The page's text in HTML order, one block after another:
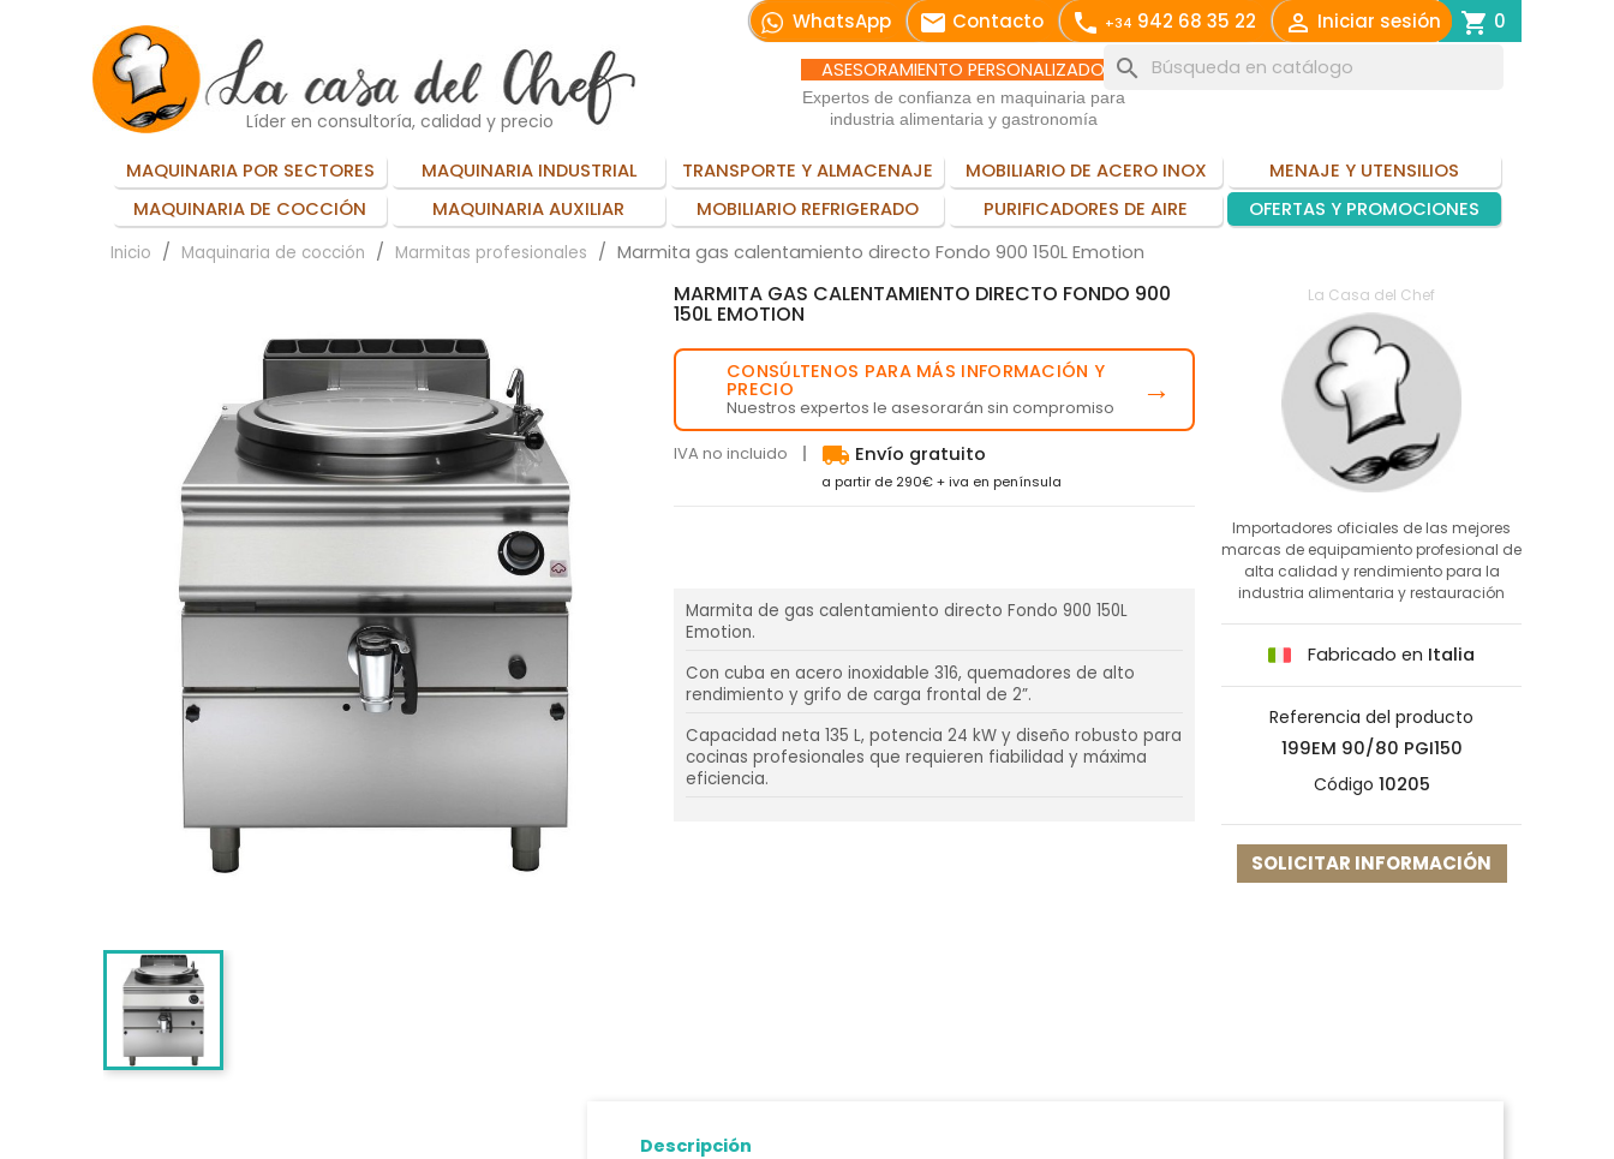
WhatsApp email Contacto call +34 942 68 35 22  Iniciar sesión shopping_cart 0
Líder en consultoría, calidad y precio
ASESORAMIENTO PERSONALIZADO
Expertos de confianza en maquinaria para
industria alimentaria y gastronomía
search
MAQUINARIA POR SECTORES MAQUINARIA INDUSTRIAL TRANSPORTE Y ALMACENAJE MOBILIARIO DE ACERO INOX
MENAJE Y UTENSILIOS
MAQUINARIA DE COCCIÓN
MAQUINARIA AUXILIAR MOBILIARIO REFRIGERADO PURIFICADORES DE AIRE OFERTAS Y PROMOCIONES
Inicio Maquinaria de cocción Marmitas profesionales Marmita gas calentamiento directo Fondo 900 150L Emotion
MARMITA GAS CALENTAMIENTO DIRECTO FONDO 900
150L EMOTION
CONSÚLTENOS PARA MÁS INFORMACIÓN Y
PRECIO
Nuestros expertos le asesorarán sin compromiso →
IVA no incluido local_shipping Envío gratuito
a partir de 290€ + iva en península
Marmita de gas calentamiento directo Fondo 900 150L
Emotion.
Con cuba en acero inoxidable 316, quemadores de alto
rendimiento y grifo de carga frontal de 2”.
Capacidad neta 135 L, potencia 24 kW y diseño robusto para
cocinas profesionales que requieren fiabilidad y máxima
eficiencia.
La Casa del Chef
Importadores oficiales de las mejores
marcas de equipamiento profesional de
alta calidad y rendimiento para la
industria alimentaria y restauración
Fabricado en Italia
Referencia del producto
199EM 90/80 PGI150
Código 10205
SOLICITAR INFORMACIÓN
Descripción